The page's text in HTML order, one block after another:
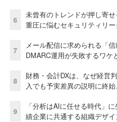
6
未曾有のトレンドが押し寄
重圧に悩むセキュリティリ
7
メール配信に求められる「
DMARC運用が失敗するワケ
8
財務・会計DXは、なぜ経
入でも予実差異の説明に終
9
「分析はAIに任せる時代」
績企業に共通する組織デザイ